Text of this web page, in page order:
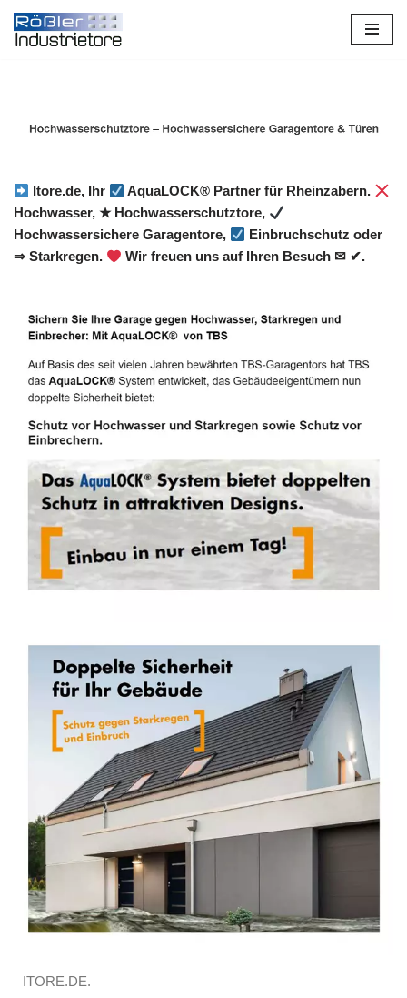
Zum
Itore.de, Ihr
AquaLOCK® Partner für Rheinzabern.
Hochwasser, ★ Hochwasserschutztore,
Hochwassersichere Garagentore,
Einbruchschutz oder
⇒ Starkregen.
Wir freuen uns auf Ihren Besuch ✉ ✔.
ITORE.DE.